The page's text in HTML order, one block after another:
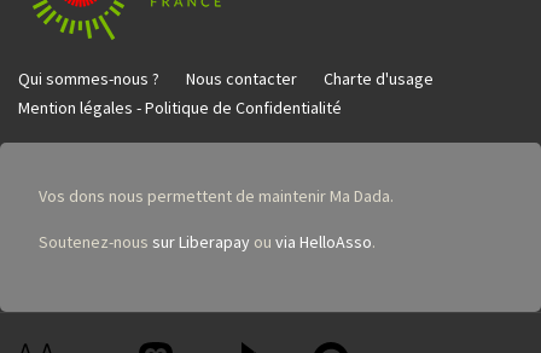
Qui sommes-nous ? Nous contacter
Charte d'usage
Mention légales - Politique de Confidentialité
Vos dons nous permettent de maintenir Ma Dada.
Soutenez-nous sur Liberapay ou via HelloAsso.